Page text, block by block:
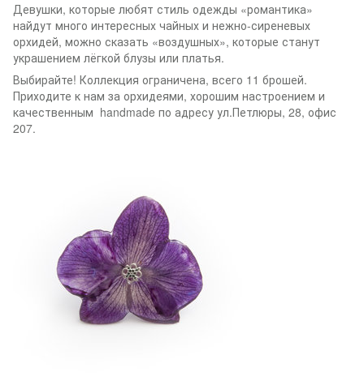
Девушки, которые любят стиль одежды «романтика»
найдут много интересных чайных и нежно-сиреневых
орхидей, можно сказать «воздушных», которые станут
украшением лёгкой блузы или платья.
Выбирайте! Коллекция ограничена, всего 11 брошей.
Приходите к нам за орхидеями, хорошим настроением и
качественным handmade по адресу ул.Петлюры, 28, офис
207.